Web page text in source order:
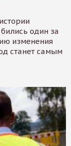
один за
изменения
станет самым